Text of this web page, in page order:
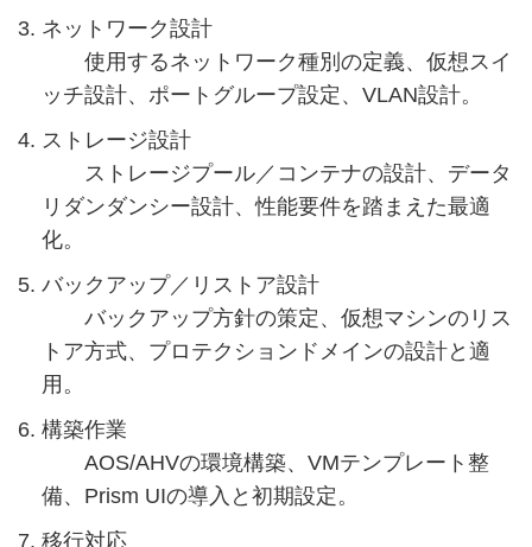
ネットワーク設計
使用するネットワーク種別の定義、仮想スイ
ッチ設計、ポートグループ設定、VLAN設計。
ストレージ設計
ストレージプール／コンテナの設計、データ
リダンダンシー設計、性能要件を踏まえた最適
化。
バックアップ／リストア設計
バックアップ方針の策定、仮想マシンのリス
トア方式、プロテクションドメインの設計と適
用。
構築作業
AOS/AHVの環境構築、VMテンプレート整
備、Prism UIの導入と初期設定。
移行対応